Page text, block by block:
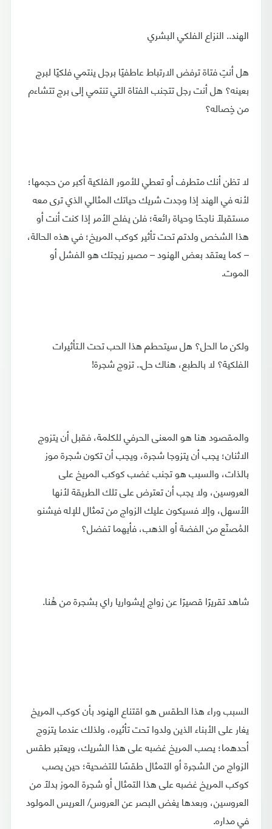
الهند.. النزاع الفلكي البشري
هل أنتِ فتاة ترفض الارتباط عاطفيًا برجل ينتمي فلكيًا لبرج
بعينه؟ هل أنت رجل تتجنب الفتاة التي تنتمي إلى برج تتشاءم
من خِصاله؟
لا تظن أنك متطرف أو تعطي للأمور الفلكية أكبر من حجمها؛
لأنه في الهند إذا وجدت شريك حياتك المثالي الذي ترى معه
مستقبلًا ناجحًا وحياة رائعة؛ فلن يفلح الأمر إذا كنت أنت أو
هذا الشخص ولدتم تحت تأثير كوكب المريخ؛ في هذه الحالة،
– كما يعتقد بعض الهنود – مصير زيجتك هو الفشل أو
الموت.
ولكن ما الحل؟ هل سيتحطم هذا الحب تحت الـتأثيرات
الفلكية؟ لا بالطبع، هناك حل.. تزوج شجرة!
والمقصود هنا هو المعنى الحرفي للكلمة، فقبل أن يتزوج
الاثنان؛ يجب أن يتزوجا شجرة، ويجب أن تكون شجرة موز
بالذات، والسبب هو تجنب غضب كوكب المريخ على
العروسين، ولا يجب أن تعترض على تلك الطريقة لأنها
الأسهل، وإلا فسيكون عليك الزواج من تمثال للإله فيشنو
المُصنّع من الفضة أو الذهب، فأيهما تفضل؟
شاهد تقريرًا قصيرًا عن زواج إيشواريا راي بشجرة من هُنا.
السبب وراء هذا الطقس هو اقتناع الهنود بأن كوكب المريخ
يغار على الأبناء الذين ولدوا تحت تأثيره، ولذلك عندما يتزوج
أحدهما؛ يصب المريخ غضبه على هذا الشريك، ويعتبر طقس
الزواج من الشجرة أو التمثال طقسًا للتضحية؛ حين يصب
كوكب المريخ غضبه على هذا التمثال أو شجرة الموز بدلًا من
العروسين، وبعدها يغض البصر عن العروس/ العريس المولود
في مداره.